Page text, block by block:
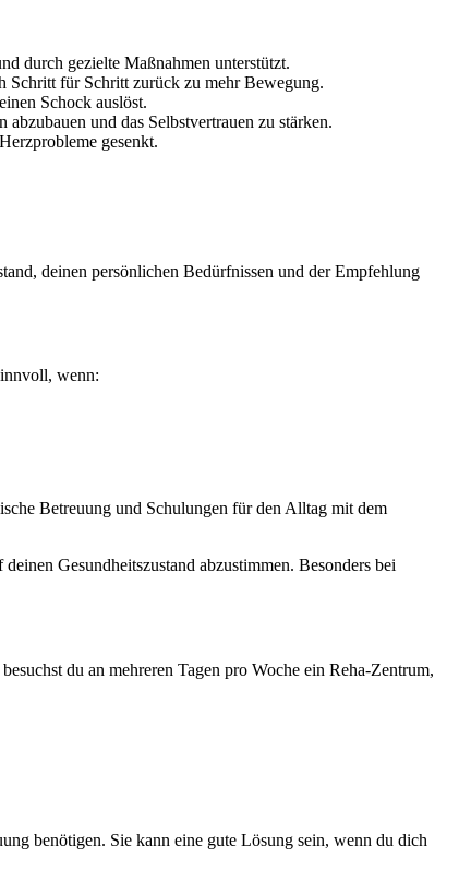
durch gezielte Maßnahmen unterstützt.
Schritt für Schritt zurück zu mehr Bewegung.
Schock auslöst.
und das Selbstvertrauen zu stärken.
gesenkt.
deinen persönlichen Bedürfnissen und der Empfehlung
wenn:
Betreuung und Schulungen für den Alltag mit dem
Gesundheitszustand abzustimmen. Besonders bei
du an mehreren Tagen pro Woche ein Reha-Zentrum,
benötigen. Sie kann eine gute Lösung sein, wenn du dich